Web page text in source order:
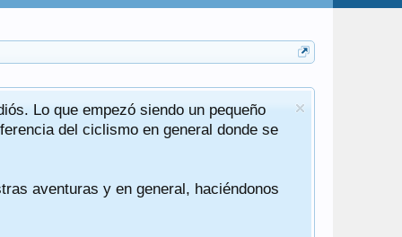
Lo que empezó siendo un pequeño
del ciclismo en general donde se
aventuras y en general, haciéndonos